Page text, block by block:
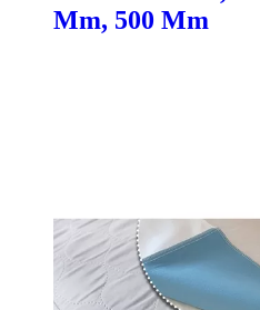
Mm, 500 Mm